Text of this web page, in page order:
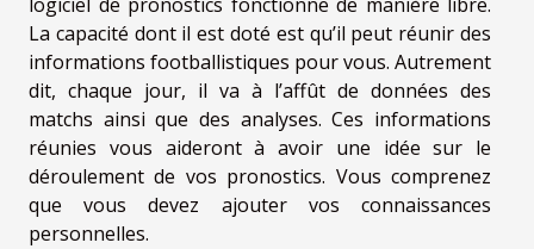
La capacité dont il est doté est qu’il peut réunir des
informations footballistiques pour vous. Autrement
dit, chaque jour, il va à l’affût de données des
matchs ainsi que des analyses. Ces informations
réunies vous aideront à avoir une idée sur le
déroulement de vos pronostics. Vous comprenez
que vous devez ajouter vos connaissances
personnelles.